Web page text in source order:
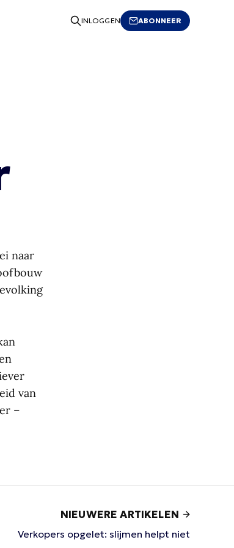
INLOGGEN ABONNEER
naar
van
–
NIEUWERE ARTIKELEN
Verkopers opgelet: slijmen helpt niet